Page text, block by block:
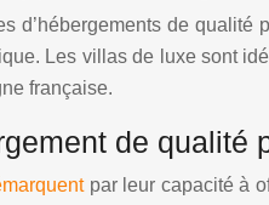
d’hébergements de
Les villas de luxe sont
française.
de
par leur capacité à